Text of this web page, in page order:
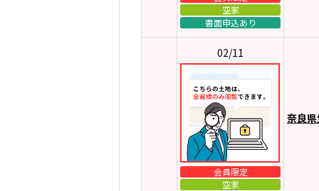
空家
書面申込あり
02/11
会員限定
空家
奈良